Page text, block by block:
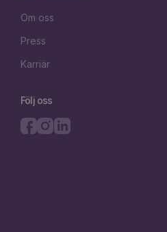
Om oss
Press
Karriär
Följ oss